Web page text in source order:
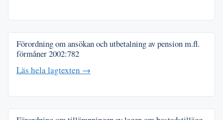
Förordning om ansökan och utbetalning av pension m.fl.
förmåner2002:782
Läs hela lagtexten →